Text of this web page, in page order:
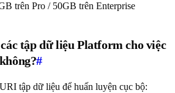
trên Pro / 50GB trên Enterprise
tập dữ liệu Platform cho việc
#
tập dữ liệu để huấn luyện cục bộ: